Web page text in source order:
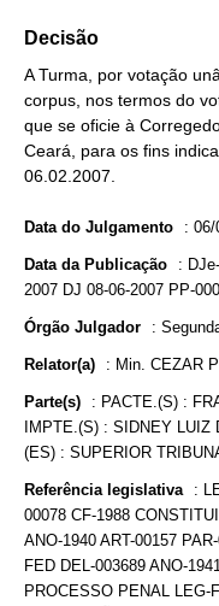
Decisão
A Turma, por votação
corpus, nos termos do
que se oficie à
Ceará, para os fins
06.02.2007.
Data do Julgamento : 06/
Data da Publicação :
2007 DJ 08-06-2007 PP-
Órgão Julgador :
Relator(a) : Min. CEZAR
Parte(s) : PACTE.(S) :
IMPTE.(S) : SIDNEY LUIZ
(ES) : SUPERIOR
Referência legislativa :
00078 CF-1988
ANO-1940 ART-00157
FED DEL-003689 ANO-
PROCESSO PENAL LEG-